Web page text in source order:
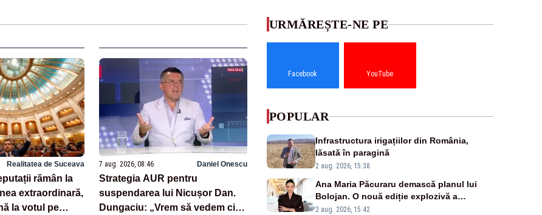
Realitatea de Suceava
rămân la
extraordinară,
la votul pe
7 aug. 2026, 08:46 Daniel Onescu
Strategia AUR pentru
suspendarea lui Nicușor Dan.
Dungaciu: „Vrem să vedem cine
URMĂREȘTE-NE PE
Facebook YouTube
POPULAR
Infrastructura irigațiilor din România,
lăsată în paragină
2 aug. 2026, 15:38
Ana Maria Păcuraru demască planul lui
Bolojan. O nouă ediție explozivă a
emisiunii „Miza Zilei” la Realitatea PLUS
2 aug. 2026, 15:42